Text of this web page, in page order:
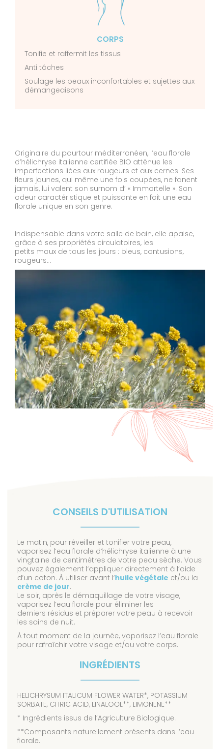
CORPS
Tonifie et raffermit les tissus
Anti tâches
Soulage les peaux inconfortables et sujettes aux
démangeaisons
Originaire du pourtour méditerranéen, l’eau florale
d’hélichryse italienne certifiée BIO atténue les
imperfections liées aux rougeurs et aux cernes. Ses
fleurs jaunes, qui même une fois coupées, ne fanent
jamais, lui valent son surnom d’ « Immortelle ». Son
odeur caractéristique et puissante en fait une eau
florale unique en son genre.
Indispensable dans votre salle de bain, elle apaise,
grâce à ses propriétés circulatoires, les
petits maux de tous les jours : bleus, contusions,
rougeurs…
CONSEILS D'UTILISATION
Le matin, pour réveiller et tonifier votre peau,
vaporisez l’eau florale d’hélichryse italienne à une
vingtaine de centimètres de votre peau sèche. Vous
pouvez également l’appliquer directement à l’aide
d’un coton. À utiliser avant l’huile végétale et/ou la
crème de jour.
Le soir, après le démaquillage de votre visage,
vaporisez l’eau florale pour éliminer les
derniers résidus et préparer votre peau à recevoir
les soins de nuit.
À tout moment de la journée, vaporisez l’eau florale
pour rafraîchir votre visage et/ou votre corps.
INGRÉDIENTS
HELICHRYSUM ITALICUM FLOWER WATER*, POTASSIUM
SORBATE, CITRIC ACID, LINALOOL**, LIMONENE**
* Ingrédients issus de l’Agriculture Biologique.
**Composants naturellement présents dans l’eau
florale.